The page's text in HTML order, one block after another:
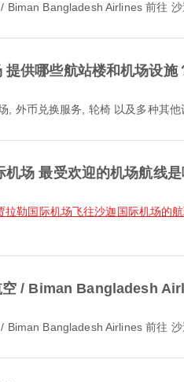
/ Biman Bangladesh Airlines 前往
提供哪些航站楼和机场设施
场, 外币兑换服务, 轮椅 以及多种其
机场 最受欢迎的机场航线是
拉勒国际机场飞往沙迦国际机场的
/ Biman Bangladesh
/ Biman Bangladesh Airlines 前往